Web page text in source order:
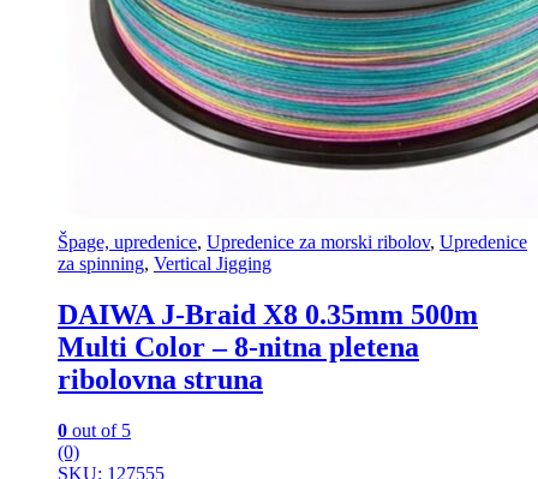
Špage, upredenice, Upredenice za morski ribolov, Upredenice
za spinning, Vertical Jigging
DAIWA J-Braid X8 0.35mm 500m
Multi Color – 8-nitna pletena
ribolovna struna
0 out of 5
(0)
SKU: 127555